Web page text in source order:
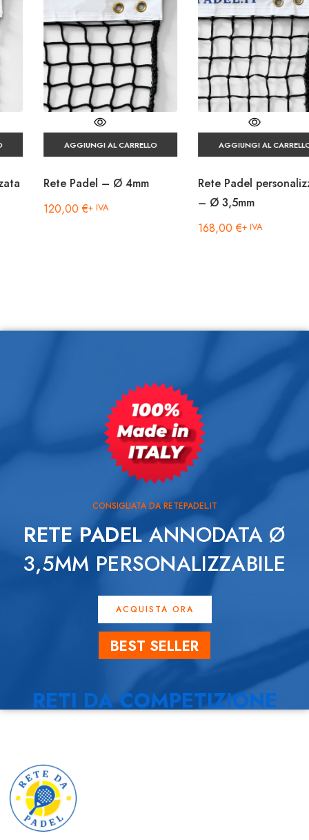
AGGIUNGI AL CARRELLO
Rete Padel – Ø 4mm
120,00€+ IVA
AGGIUNGI AL CARRELLO
Rete Padel personalizzata
– Ø 3,5mm
168,00€+ IVA
CONSIGLIATA DA RETEPADEL.IT
RETE PADELANNODATA Ø
3,5MM PERSONALIZZABILE
ACQUISTA ORA
BEST SELLER
RETI DA COMPETIZIONE